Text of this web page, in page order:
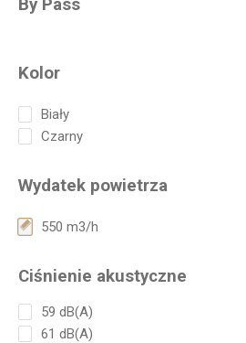
By Pass
Kolor
Biały
Czarny
Wydatek powietrza
550 m3/h
Ciśnienie akustyczne
59 dB(A)
61 dB(A)